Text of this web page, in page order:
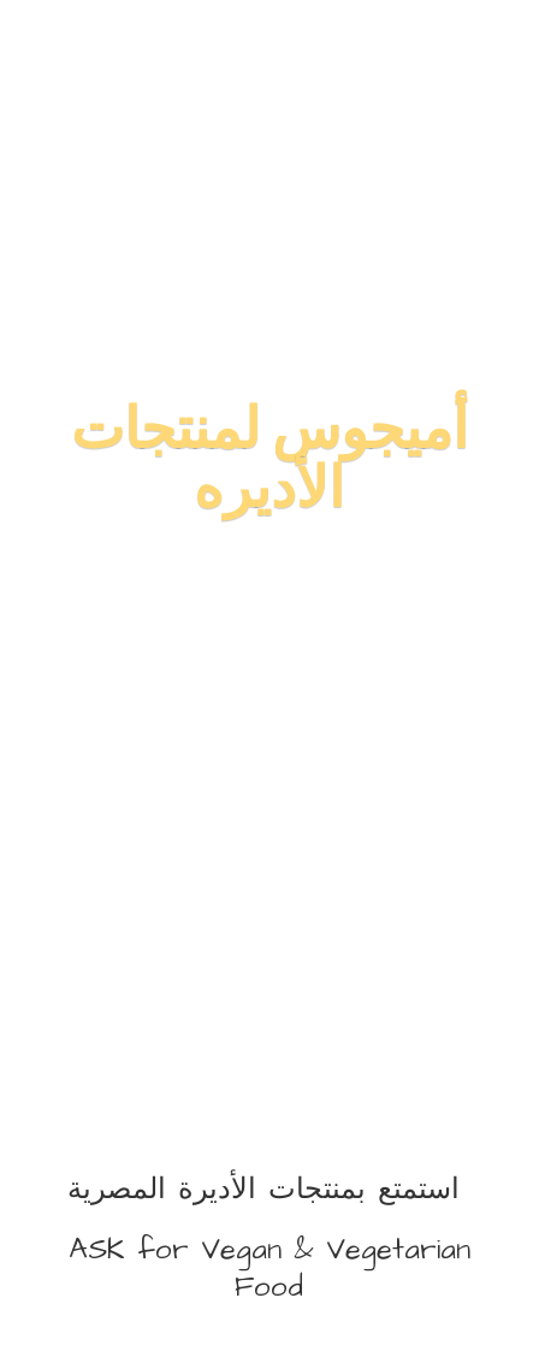
أميجوس لمنتجات
الأديره
ASK for Vegan & Vegetarian
Food